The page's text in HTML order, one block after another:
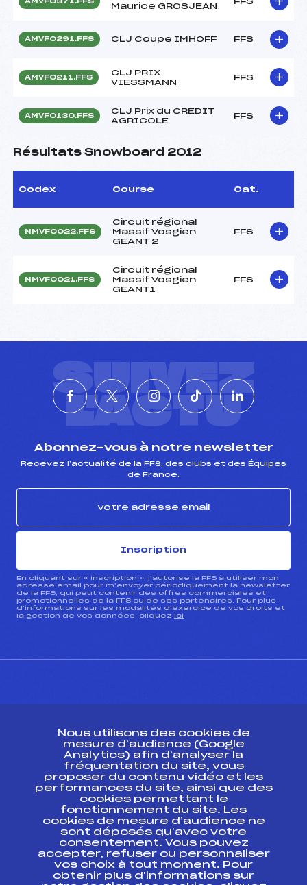
Maurice GROSJEAN
AMVF0291.FFS CLJ Coupe IMHOFF FFS
AMVF0211.FFS
CLJ PRIX
VIESSMANN
FFS
AMVF0130.FFS
CLJ Prix du CREDIT
AGRICOLE
FFS
Résultats Snowboard 2012
Codex Course Cat.
NMVF0022.FFS
Circuit régional
Massif Vosgien
GEANT 2
FFS
NMVF0021.FFS
Circuit régional
Massif Vosgien
GEANT1
FFS
SUIVEZ
L'ACTU
Abonnez-vous à notre newsletter
Recevez l’actualité de la FFS, des clubs et des Équipes
de France.
Inscription
En cliquant sur « inscription », j’autorise la FFS à utiliser mon
adresse email pour m’envoyer périodiquement la newsletter
de la FFS, qui peut contenir des offres commerciales et
promotionnelles de la FFS ou de ses partenaires. Pour plus
d’informations sur les modalités d’exercice de vos droits et
la gestion de vos données, cliquez ici
ESPACE PRESSE
Ressources
Pass’Neige
Projet sportif fédéral
Projet de performance fédéral
Antidopage
Pôle Développement, Formation, Suivi
Scientifique
Listes ministérielles
Nous utilisons des cookies de
mesure d’audience (Google
Analytics) afin d’analyser la
fréquentation du site, vous
proposer du contenu vidéo et les
performances du site, ainsi que des
cookies permettant le
fonctionnement du site. Les
cookies de mesure d’audience ne
sont déposés qu’avec votre
consentement. Vous pouvez
accepter, refuser ou personnaliser
vos choix à tout moment. Pour
obtenir plus d'informations sur